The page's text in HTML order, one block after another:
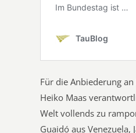
Für die Anbiederung
Heiko Maas
Welt vollends zu
Guaidó aus Venezuela,